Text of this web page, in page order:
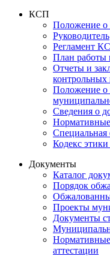
КСП
Положение
Руководитель
Регламент
План работы
Отчеты и
контрольных
Положение о
Сведения о
Специальная
Кодекс
Документы
Каталог
Порядок
Проекты
Документы
аттестации